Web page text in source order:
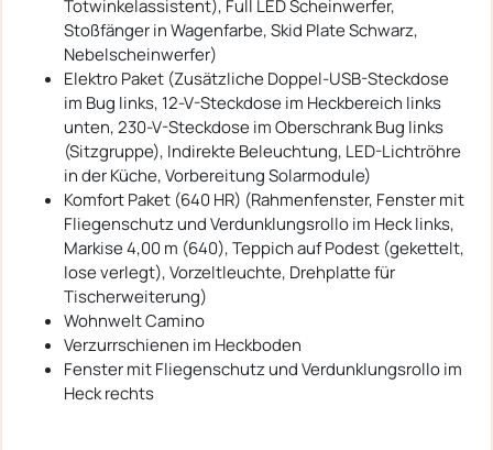
Totwinkelassistent), Full LED Scheinwerfer,
Stoßfänger in Wagenfarbe, Skid Plate Schwarz,
Nebelscheinwerfer)
Elektro Paket (Zusätzliche Doppel-USB-Steckdose
im Bug links, 12-V-Steckdose im Heckbereich links
unten, 230-V-Steckdose im Oberschrank Bug links
(Sitzgruppe), Indirekte Beleuchtung, LED-Lichtröhre
in der Küche, Vorbereitung Solarmodule)
Komfort Paket (640 HR) (Rahmenfenster, Fenster mit
Fliegenschutz und Verdunklungsrollo im Heck links,
Markise 4,00 m (640), Teppich auf Podest (gekettelt,
lose verlegt), Vorzeltleuchte, Drehplatte für
Tischerweiterung)
Wohnwelt Camino
Verzurrschienen im Heckboden
Fenster mit Fliegenschutz und Verdunklungsrollo im
Heck rechts